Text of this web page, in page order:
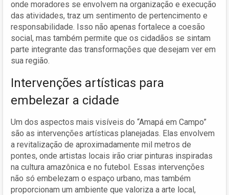
onde moradores se envolvem na organização e execução
das atividades, traz um sentimento de pertencimento e
responsabilidade. Isso não apenas fortalece a coesão
social, mas também permite que os cidadãos se sintam
parte integrante das transformações que desejam ver em
sua região.
Intervenções artísticas para
embelezar a cidade
Um dos aspectos mais visíveis do “Amapá em Campo”
são as intervenções artísticas planejadas. Elas envolvem
a revitalização de aproximadamente mil metros de
pontes, onde artistas locais irão criar pinturas inspiradas
na cultura amazônica e no futebol. Essas intervenções
não só embelezam o espaço urbano, mas também
proporcionam um ambiente que valoriza a arte local,